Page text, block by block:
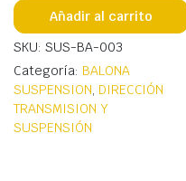
Añadir al carrito
SKU: SUS-BA-003
Categoría: BALONA
SUSPENSION, DIRECCIÓN
TRANSMISION Y
SUSPENSIÓN